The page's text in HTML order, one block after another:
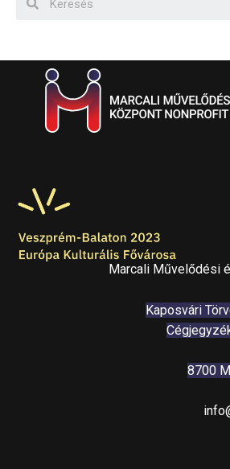
Marcali Művelődési
Kaposvári
8700